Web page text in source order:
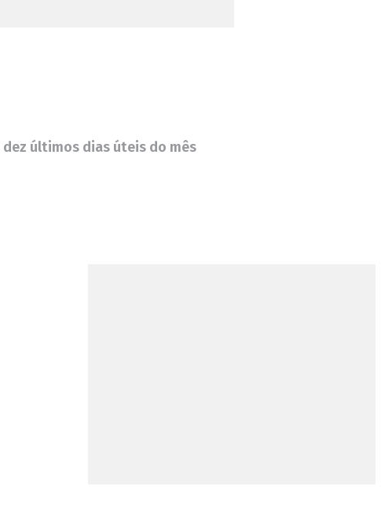
últimos dias úteis do mês